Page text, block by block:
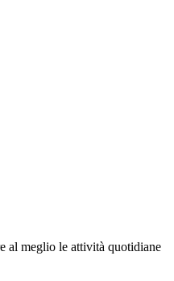
al meglio le attività quotidiane